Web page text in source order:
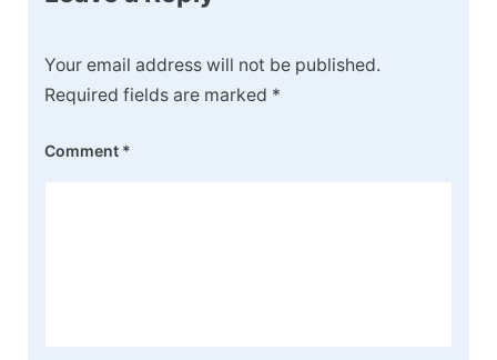
Your email address will not be published.
Required fields are marked *
Comment *